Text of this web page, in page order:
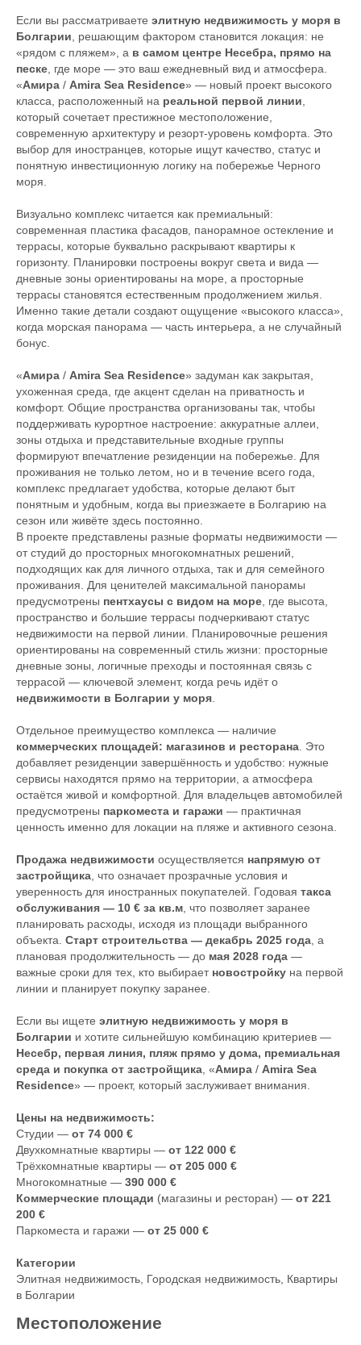
Если вы рассматриваете элитную недвижимость у моря в
Болгарии, решающим фактором становится локация: не
«рядом с пляжем», а в самом центре Несебра, прямо на
песке, где море — это ваш ежедневный вид и атмосфера.
«Амира / Amira Sea Residence» — новый проект высокого
класса, расположенный на реальной первой линии,
который сочетает престижное местоположение,
современную архитектуру и резорт-уровень комфорта. Это
выбор для иностранцев, которые ищут качество, статус и
понятную инвестиционную логику на побережье Черного
моря.
Визуально комплекс читается как премиальный:
современная пластика фасадов, панорамное остекление и
террасы, которые буквально раскрывают квартиры к
горизонту. Планировки построены вокруг света и вида —
дневные зоны ориентированы на море, а просторные
террасы становятся естественным продолжением жилья.
Именно такие детали создают ощущение «высокого класса»,
когда морская панорама — часть интерьера, а не случайный
бонус.
«Амира / Amira Sea Residence» задуман как закрытая,
ухоженная среда, где акцент сделан на приватность и
комфорт. Общие пространства организованы так, чтобы
поддерживать курортное настроение: аккуратные аллеи,
зоны отдыха и представительные входные группы
формируют впечатление резиденции на побережье. Для
проживания не только летом, но и в течение всего года,
комплекс предлагает удобства, которые делают быт
понятным и удобным, когда вы приезжаете в Болгарию на
сезон или живёте здесь постоянно.
В проекте представлены разные форматы недвижимости —
от студий до просторных многокомнатных решений,
подходящих как для личного отдыха, так и для семейного
проживания. Для ценителей максимальной панорамы
предусмотрены пентхаусы с видом на море, где высота,
пространство и большие террасы подчеркивают статус
недвижимости на первой линии. Планировочные решения
ориентированы на современный стиль жизни: просторные
дневные зоны, логичные преходы и постоянная связь с
террасой — ключевой элемент, когда речь идёт о
недвижимости в Болгарии у моря.
Отдельное преимущество комплекса — наличие
коммерческих площадей: магазинов и ресторана. Это
добавляет резиденции завершённость и удобство: нужные
сервисы находятся прямо на территории, а атмосфера
остаётся живой и комфортной. Для владельцев автомобилей
предусмотрены паркоместа и гаражи — практичная
ценность именно для локации на пляже и активного сезона.
Продажа недвижимости осуществляется напрямую от
застройщика, что означает прозрачные условия и
уверенность для иностранных покупателей. Годовая такса
обслуживания — 10 € за кв.м, что позволяет заранее
планировать расходы, исходя из площади выбранного
объекта. Старт строительства — декабрь 2025 года, а
плановая продолжительность — до мая 2028 года —
важные сроки для тех, кто выбирает новостройку на первой
линии и планирует покупку заранее.
Если вы ищете элитную недвижимость у моря в
Болгарии и хотите сильнейшую комбинацию критериев —
Несебр, первая линия, пляж прямо у дома, премиальная
среда и покупка от застройщика, «Амира / Amira Sea
Residence» — проект, который заслуживает внимания.
Цены на недвижимость:
Студии — от 74 000 €
Двухкомнатные квартиры — от 122 000 €
Трёхкомнатные квартиры — от 205 000 €
Многокомнатные — 390 000 €
Коммерческие площади (магазины и ресторан) — от 221
200 €
Паркоместа и гаражи — от 25 000 €
Категории
Элитная недвижимость, Городская недвижимость, Квартиры
в Болгарии
Местоположение